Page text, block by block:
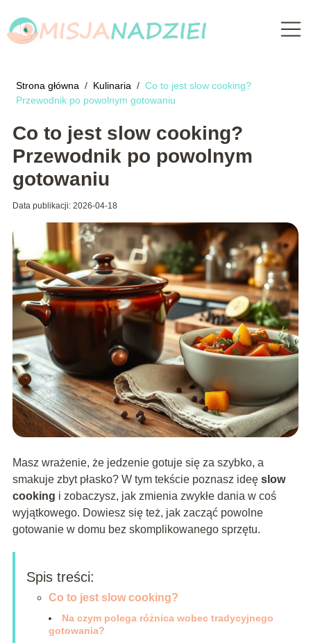
Strona główna / Kulinaria / Co to jest slow cooking?
Przewodnik po powolnym gotowaniu
Co to jest slow cooking?
Przewodnik po powolnym
gotowaniu
Data publikacji: 2026-04-18
Masz wrażenie, że jedzenie gotuje się za szybko, a
smakuje zbyt płasko? W tym tekście poznasz ideę slow
cooking i zobaczysz, jak zmienia zwykłe dania w coś
wyjątkowego. Dowiesz się też, jak zacząć powolne
gotowanie w domu bez skomplikowanego sprzętu.
Spis treści:
Co to jest slow cooking?
Na czym polega różnica wobec tradycyjnego
gotowania?